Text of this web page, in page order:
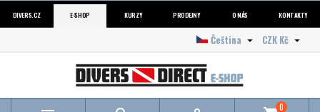
DIVERS.CZ E-SHOP KURZY PRODEJNY O NÁS KONTAKTY
CZK Kč 
Čeština 
0